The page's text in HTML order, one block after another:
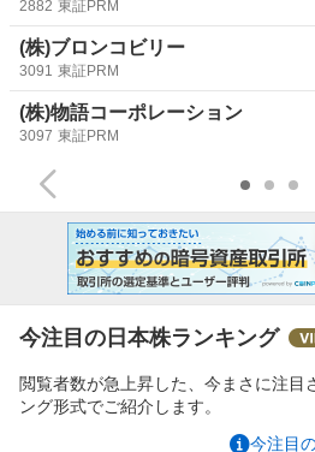
2882 東証PRM
(株)ブロンコビリー
3091 東証PRM
(株)物語コーポレーション
3097 東証PRM
今注目の日本株ランキング
閲覧者数が急上昇した、今まさに注目
ング形式でご紹介します。
今注目